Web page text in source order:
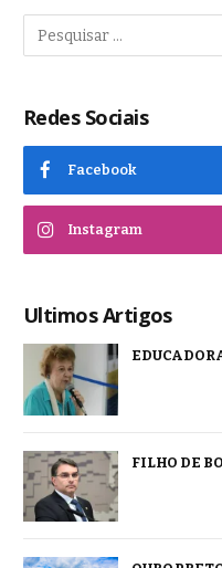
Redes Sociais
Facebook
Instagram
Ultimos Artigos
FILHO DE